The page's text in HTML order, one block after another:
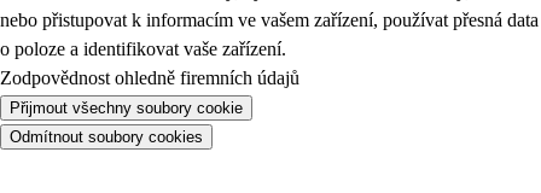
nebo přistupovat k informacím ve vašem zařízení, používat přesná data
o poloze a identifikovat vaše zařízení.
Zodpovědnost ohledně firemních údajů
Přijmout všechny soubory cookie
Odmítnout soubory cookies